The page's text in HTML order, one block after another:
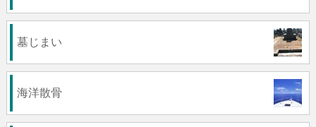
墓じまい
海洋散骨